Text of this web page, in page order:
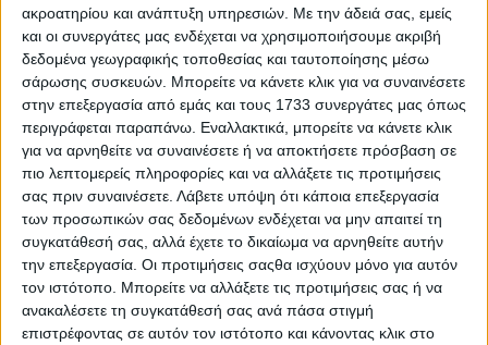
ακροατηρίου και ανάπτυξη υπηρεσιών. Με την άδειά σας, εμείς
και οι συνεργάτες μας ενδέχεται να χρησιμοποιήσουμε ακριβή
δεδομένα γεωγραφικής τοποθεσίας και ταυτοποίησης μέσω
σάρωσης συσκευών. Μπορείτε να κάνετε κλικ για να συναινέσετε
στην επεξεργασία από εμάς και τους 1733 συνεργάτες μας όπως
περιγράφεται παραπάνω. Εναλλακτικά, μπορείτε να κάνετε κλικ
για να αρνηθείτε να συναινέσετε ή να αποκτήσετε πρόσβαση σε
πιο λεπτομερείς πληροφορίες και να αλλάξετε τις προτιμήσεις
σας πριν συναινέσετε. Λάβετε υπόψη ότι κάποια επεξεργασία
των προσωπικών σας δεδομένων ενδέχεται να μην απαιτεί τη
συγκατάθεσή σας, αλλά έχετε το δικαίωμα να αρνηθείτε αυτήν
την επεξεργασία. Οι προτιμήσεις σαςθα ισχύουν μόνο για αυτόν
τον ιστότοπο. Μπορείτε να αλλάξετε τις προτιμήσεις σας ή να
ανακαλέσετε τη συγκατάθεσή σας ανά πάσα στιγμή
επιστρέφοντας σε αυτόν τον ιστότοπο και κάνοντας κλικ στο
5 Αυγούστου, 2026
Κεντρικό Δελτίο Ειδήσεων
05.08.2026